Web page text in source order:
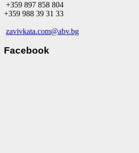
+359 897 858 804
+359 988 39 31 33
zavivkata.com@abv.bg
Facebook